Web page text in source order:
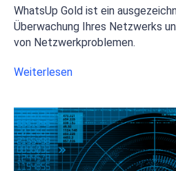
WhatsUp Gold ist ein
Überwachung Ihres Netzwerks
von Netzwerkproblemen.
Weiterlesen